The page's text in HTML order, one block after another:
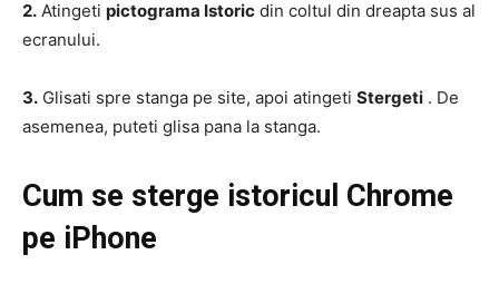
2. Atingeti pictograma Istoric din coltul din dreapta sus al
ecranului.
3. Glisati spre stanga pe site, apoi atingeti Stergeti . De
asemenea, puteti glisa pana la stanga.
Cum se sterge istoricul Chrome
pe iPhone